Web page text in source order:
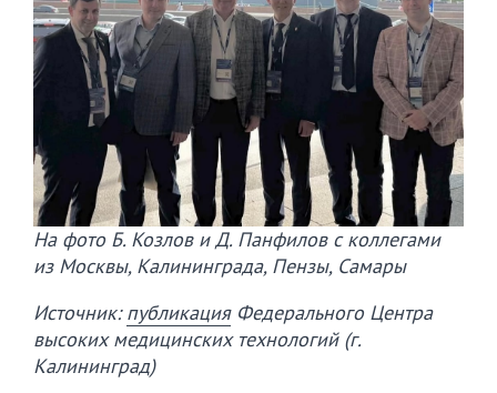
На фото Б. Козлов и Д. Панфилов с коллегами
из Москвы, Калининграда, Пензы, Самары
Источник:публикацияФедерального Центра
высоких медицинских технологий (г.
Калининград)